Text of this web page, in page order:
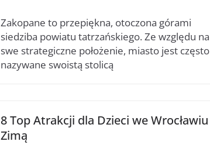
Zakopane to przepiękna, otoczona górami
siedziba powiatu tatrzańskiego. Ze względu na
swe strategiczne położenie, miasto jest często
nazywane swoistą stolicą
8 Top Atrakcji dla Dzieci we Wrocławiu
Zimą